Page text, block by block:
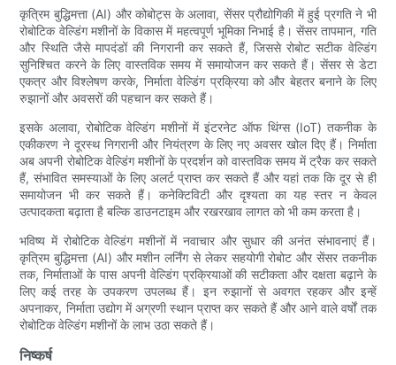
कृत्रिम बुद्धिमत्ता (AI) और कोबोट्स के अलावा, सेंसर प्रौद्योगिकी में हुई प्रगति ने भी
रोबोटिक वेल्डिंग मशीनों के विकास में महत्वपूर्ण भूमिका निभाई है। सेंसर तापमान, गति
और स्थिति जैसे मापदंडों की निगरानी कर सकते हैं, जिससे रोबोट सटीक वेल्डिंग
सुनिश्चित करने के लिए वास्तविक समय में समायोजन कर सकते हैं। सेंसर से डेटा
एकत्र और विश्लेषण करके, निर्माता वेल्डिंग प्रक्रिया को और बेहतर बनाने के लिए
रुझानों और अवसरों की पहचान कर सकते हैं।
इसके अलावा, रोबोटिक वेल्डिंग मशीनों में इंटरनेट ऑफ थिंग्स (IoT) तकनीक के
एकीकरण ने दूरस्थ निगरानी और नियंत्रण के लिए नए अवसर खोल दिए हैं। निर्माता
अब अपनी रोबोटिक वेल्डिंग मशीनों के प्रदर्शन को वास्तविक समय में ट्रैक कर सकते
हैं, संभावित समस्याओं के लिए अलर्ट प्राप्त कर सकते हैं और यहां तक ​​कि दूर से ही
समायोजन भी कर सकते हैं। कनेक्टिविटी और दृश्यता का यह स्तर न केवल
उत्पादकता बढ़ाता है बल्कि डाउनटाइम और रखरखाव लागत को भी कम करता है।
भविष्य में रोबोटिक वेल्डिंग मशीनों में नवाचार और सुधार की अनंत संभावनाएं हैं।
कृत्रिम बुद्धिमत्ता (AI) और मशीन लर्निंग से लेकर सहयोगी रोबोट और सेंसर तकनीक
तक, निर्माताओं के पास अपनी वेल्डिंग प्रक्रियाओं की सटीकता और दक्षता बढ़ाने के
लिए कई तरह के उपकरण उपलब्ध हैं। इन रुझानों से अवगत रहकर और इन्हें
अपनाकर, निर्माता उद्योग में अग्रणी स्थान प्राप्त कर सकते हैं और आने वाले वर्षों तक
रोबोटिक वेल्डिंग मशीनों के लाभ उठा सकते हैं।
निष्कर्ष